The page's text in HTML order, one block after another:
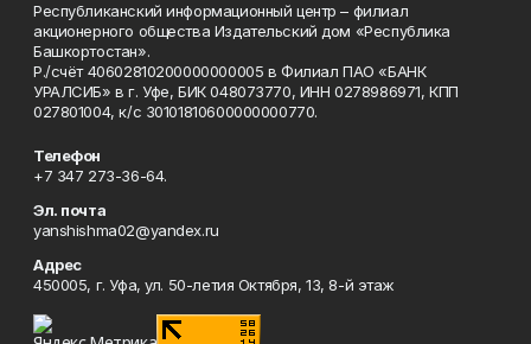
Республиканский информационный центр – филиал
акционерного общества Издательский дом «Республика
Башкортостан».
Р./счёт 40602810200000000005 в Филиал ПАО «БАНК
УРАЛСИБ» в г. Уфе, БИК 048073770, ИНН 0278986971, КПП
027801004, к/с 30101810600000000770.
Телефон
+7 347 273-36-64.
Эл. почта
yanshishma02@yandex.ru
Адрес
450005, г. Уфа, ул. 50-летия Октября, 13, 8-й этаж